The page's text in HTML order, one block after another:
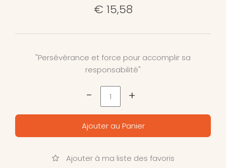
€ 15,58
"Persévérance et force pour accomplir sa
responsabilité"
- +
Ajouter au Panier
Ajouter à ma liste des favoris